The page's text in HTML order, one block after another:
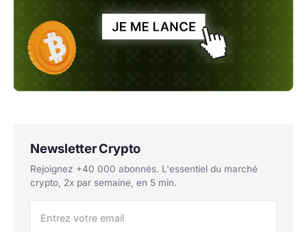
Newsletter Crypto
Rejoignez +40 000 abonnés. L'essentiel du marché
crypto, 2x par semaine, en 5 min.